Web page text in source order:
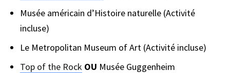
Musée américain d’Histoire naturelle (Activité
incluse)
Le Metropolitan Museum of Art (Activité incluse)
Top of the Rock OU Musée Guggenheim